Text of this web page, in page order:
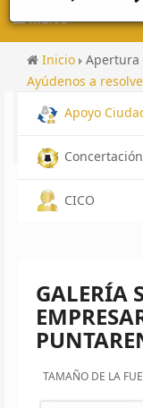
MENU
Inicio Apertura
Ayúdenos a
Contenido
Galería Seminario
Puntarenas
Apoyo
CICO
GALERÍA
TAMAÑO DE LA